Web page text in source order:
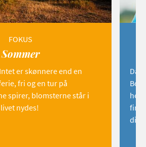
FOKUS
Sommer
er skønnere end en
fri og en tur på
spirer, blomsterne står i
nydes!
find
dig!